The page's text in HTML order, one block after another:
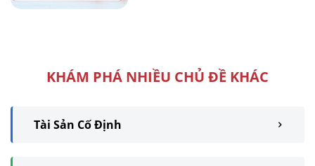
KHÁM PHÁ NHIỀU CHỦ ĐỀ KHÁC
Tài Sản Cố Định